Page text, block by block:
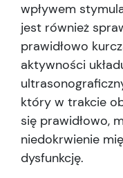
wpływem
jest również
prawidłowo
aktywności
który w trakcie
się prawidłowo,
niedokrwienie
dysfunkcję.